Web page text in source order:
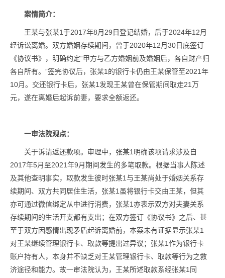
案情简介：
王某与张某1于2017年8月29日登记结婚，后于2024年12月
经诉讼离婚。双方婚姻存续期间，曾于2020年12月30日底签订
《协议书》，明确约定“甲方与乙方婚姻前及婚姻后，各自财产归
各自所有。”签完协议后，张某1的银行卡仍由王某保管至2021年
10月。交还银行卡后，张某1发现王某曾在保管期间取走21万
元，遂在离婚后起诉前妻，要求全额返还。
一审法院观点：
关于诉请返还款项。审理中，张某1明确该项请求涉及自
2017年5月至2021年9月期间发生的多笔取款。根据当事人陈述
及其他查明事实，取款发生彼时张某1与王某尚处于婚姻关系存
续期间、双方共同居住生活，张某1虽将银行卡交由王某，但其
亦可通过微信绑定从中进行消费，张某1亦表示双方对夫妻关系
存续期间的生活开支都有支出；在双方签订《协议书》之后、甚
至于双方因感情出现矛盾起诉离婚前，本案未有证据显示张某1
对王某继续管理银行卡、取款等提出过异议；张某1作为银行卡
账户持有人，本身并不缺乏对王某管理银行卡、取款等行为之救
济途径和能力。故一审法院认为，王某所述取款系经张某1同